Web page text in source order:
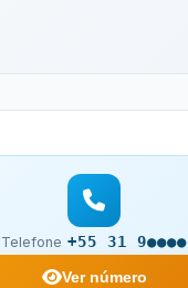
Telefone +55 31 9●●●●
Ver número